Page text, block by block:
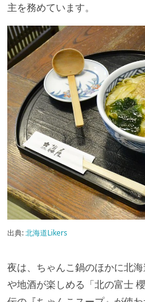
主を務めています。
出典:北海道Likers
夜は、ちゃんこ鍋のほかに北
や地酒が楽しめる「北の富士